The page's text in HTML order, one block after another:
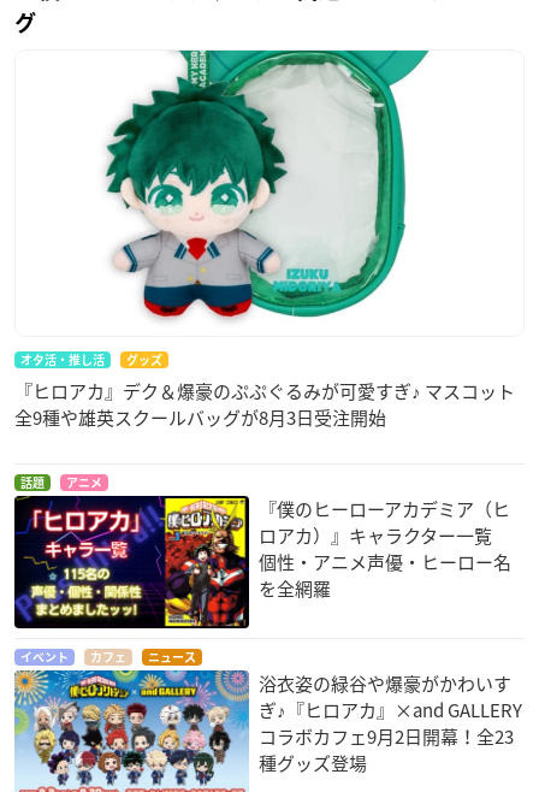
グ
オタ活・推し活 グッズ
『ヒロアカ』デク＆爆豪のぷぷぐるみが可愛すぎ♪ マスコット
全9種や雄英スクールバッグが8月3日受注開始
話題 アニメ
『僕のヒーローアカデミア（ヒ
ロアカ）』キャラクター一覧
個性・アニメ声優・ヒーロー名
を全網羅
イベント カフェ ニュース
浴衣姿の緑谷や爆豪がかわいす
ぎ♪『ヒロアカ』×and GALLERY
コラボカフェ9月2日開幕！全23
種グッズ登場